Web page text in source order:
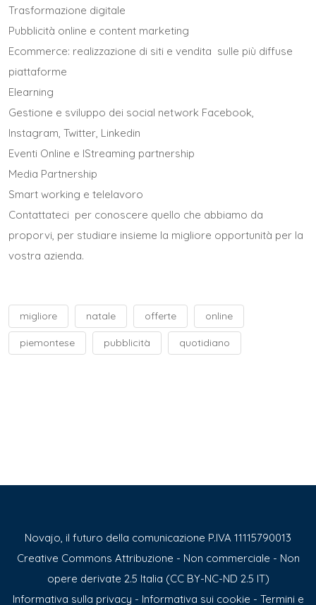
Trasformazione digitale
Pubblicità online e content marketing
Ecommerce: realizzazione di siti e vendita sulle più diffuse
piattaforme
Elearning
Gestione e sviluppo dei social network Facebook,
Instagram, Twitter, Linkedin
Eventi Online e lStreaming partnership
Media Partnership
Smart working e telelavoro
Contattateci per conoscere quello che abbiamo da
proporvi, per studiare insieme la migliore opportunità per la
vostra azienda.
migliore natale offerte online
piemontese pubblicità quotidiano
Novajo, il futuro della comunicazione P.IVA 11115790013
Creative Commons Attribuzione - Non commerciale - Non
opere derivate 2.5 Italia (CC BY-NC-ND 2.5 IT)
Informativa sulla privacy - Informativa sui cookie - Termini e